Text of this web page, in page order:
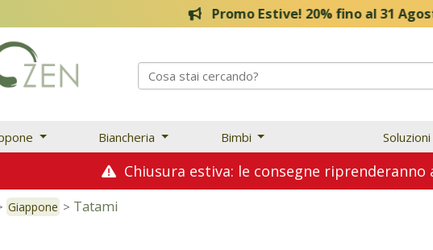
Promo Estive! 20% fino al 31 Agosto
Biancheria Bimbi Soluzioni
Chiusura estiva: le consegne riprenderanno
Giappone > Tatami